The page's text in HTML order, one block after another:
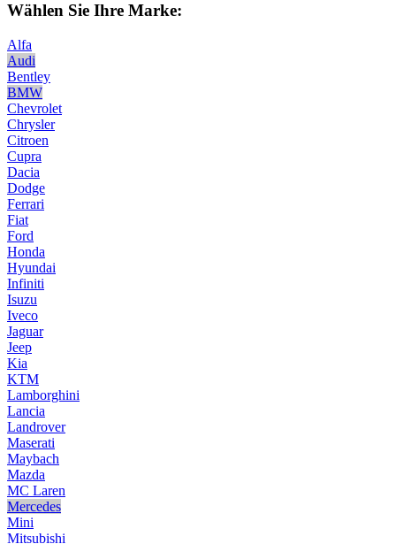
Wählen Sie Ihre Marke:
Alfa
Audi
Bentley
BMW
Chevrolet
Chrysler
Citroen
Cupra
Dacia
Dodge
Ferrari
Fiat
Ford
Honda
Hyundai
Infiniti
Isuzu
Iveco
Jaguar
Jeep
Kia
KTM
Lamborghini
Lancia
Landrover
Maserati
Maybach
Mazda
MC Laren
Mercedes
Mini
Mitsubishi